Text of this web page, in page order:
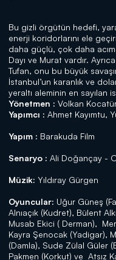
Bu gizli örgütün hedefi,
enerji koridorlarını ele
daha güçlü, çok daha
Dayı ve Murat vardır.
Tufan, onu bu büyük
İstanbul’un karanlık ve
yeraltı aleminin en sayılan
Yönetmen : Volkan
Yapımcı : Ahmet Kayımtu,
Yapım : Barakuda Film
Senaryo : Ali Doğançay -
Müzik: Yıldıray Gürgen
Oyuncular: Uğur Güneş
Alnıaçık (Kudret), Bülent
Musab Ekici ( Derman),
Kayra Şenocak (Yadigar),
(Damla), Sude Zülal Güler
Pakmen (Korkut) ve Atsız